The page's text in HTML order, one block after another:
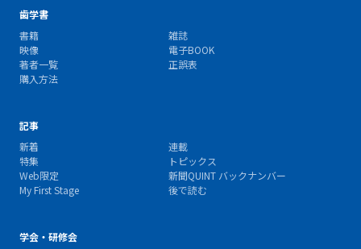
歯学書
書籍
雑誌
映像
電子BOOK
著者一覧
正誤表
購入方法
記事
新着
連載
特集
トピックス
Web限定
新聞QUINT バックナンバー
My First Stage
後で読む
学会・研修会